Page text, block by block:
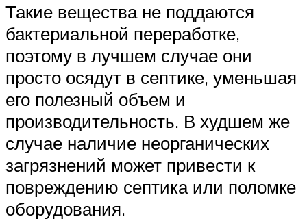
Такие вещества не поддаются
бактериальной переработке,
поэтому в лучшем случае они
просто осядут в септике, уменьшая
его полезный объем и
производительность. В худшем же
случае наличие неорганических
загрязнений может привести к
повреждению септика или поломке
оборудования.